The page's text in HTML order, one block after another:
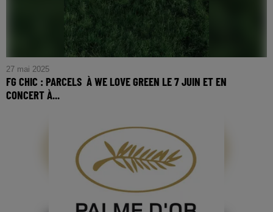
27 mai 2025
FG CHIC : PARCELS À WE LOVE GREEN LE 7 JUIN ET EN
CONCERT À...